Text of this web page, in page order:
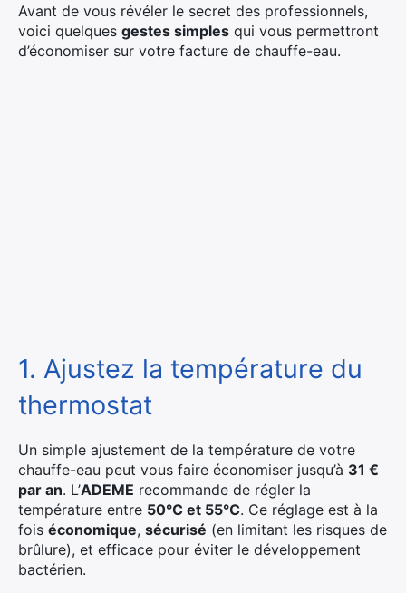
Avant de vous révéler le secret des professionnels,
voici quelques gestes simples qui vous permettront
d’économiser sur votre facture de chauffe-eau.
1. Ajustez la température du
thermostat
Un simple ajustement de la température de votre
chauffe-eau peut vous faire économiser jusqu’à 31 €
par an. L’ADEME recommande de régler la
température entre 50°C et 55°C. Ce réglage est à la
fois économique, sécurisé (en limitant les risques de
brûlure), et efficace pour éviter le développement
bactérien.